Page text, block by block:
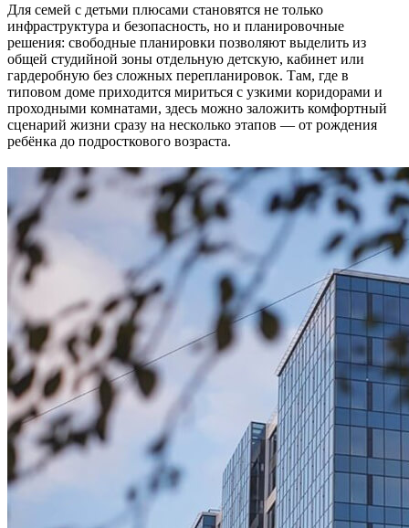
Для семей с детьми плюсами становятся не только
инфраструктура и безопасность, но и планировочные
решения: свободные планировки позволяют выделить из
общей студийной зоны отдельную детскую, кабинет или
гардеробную без сложных перепланировок. Там, где в
типовом доме приходится мириться с узкими коридорами и
проходными комнатами, здесь можно заложить комфортный
сценарий жизни сразу на несколько этапов — от рождения
ребёнка до подросткового возраста.